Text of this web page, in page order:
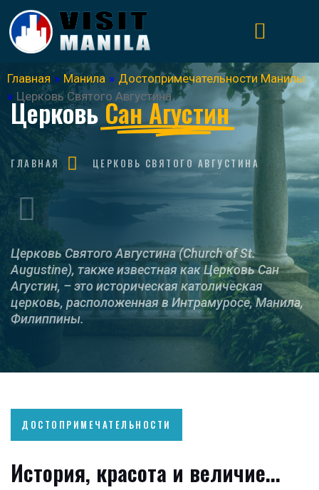
Главная » Манила » Достопримечательности Манилы
» Церковь Святого Августина
Церковь Сан Агустин
ГЛАВНАЯ ЦЕРКОВЬ СВЯТОГО АВГУСТИНА
Церковь Святого Августина (Church of St.
Augustine), также известная как Церковь Сан
Агустин, – это историческая католическая
церковь, расположенная в Интрамуросе, Манила,
Филиппины.
ДОСТОПРИМЕЧАТЕЛЬНОСТИ
История, красота и величие...